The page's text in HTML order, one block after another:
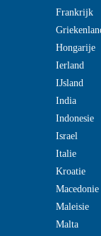
Frankrijk
Hongarije
Ierland
IJsland
India
Indonesie
Israel
Italie
Kroatie
Macedonie
Maleisie
Malta